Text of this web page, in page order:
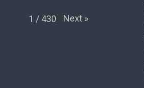
1 / 430 Next »